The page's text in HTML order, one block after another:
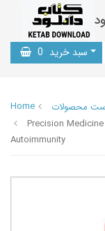
سبد خرید 0
Home
محصولات
Precision
Autoimmunity